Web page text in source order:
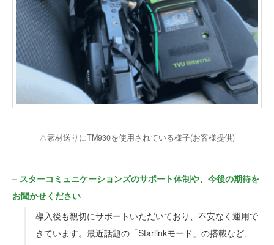
△素材送りにTM930を使用されている様子(お客様提供)
– スターコミュニケーションズのサポート体制や、今後の期待を
お聞かせください
導入後も親切にサポートいただいており、不安なく運用で
きています。最近話題の「Starlinkモード」の搭載など、